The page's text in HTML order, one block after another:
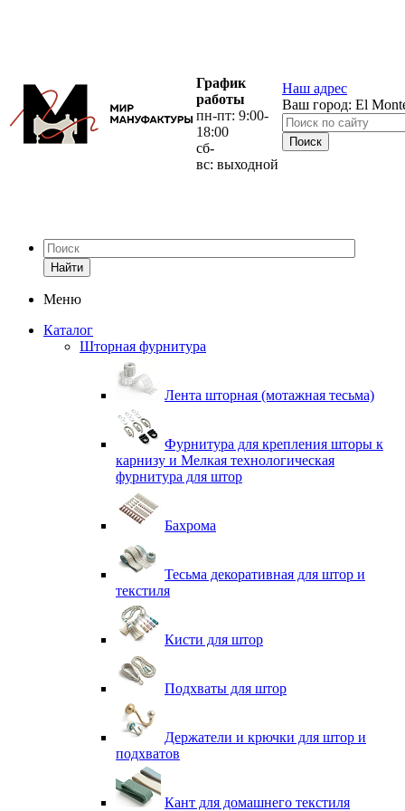
График
работы
пн-пт: 9:00-
18:00
сб-
вс: выходной
Наш адрес
Ваш город: El
Найти
Меню
Каталог
Шторная фурнитура
Лента шторная (мотажная тесьма)
Фурнитура для крепления шторы к
карнизу и Мелкая технологическая
фурнитура для штор
Бахрома
Тесьма декоративная для штор и
текстиля
Кисти для штор
Подхваты для штор
Держатели и крючки для штор и
подхватов
Кант для домашнего текстиля